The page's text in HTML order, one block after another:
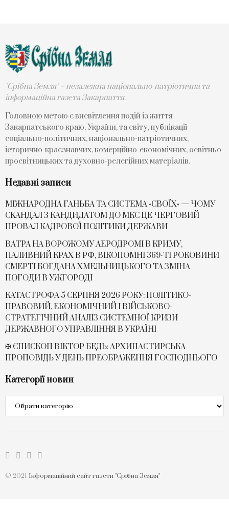
"Срібна Земля" – незалежна національно-патріотична та
інформаційна газета Закарпаття.
Головною метою є висвітлення подій із життя
Закарпатського краю, України, та світу, публікації
соціально-політичних, національно-патріотичних,
історично-краєзнавчих, комерційно-економічних, освітньо-
просвітницьких та духовно-релегійних матеріалів.
Недавні записи
МІЖНАРОДНА ГАНЬБА ТА СИСТЕМА «СВОЇХ» — ЧОМУ
СKАНДАЛ З КАНДИДАТОМ ДО МКС ЦЕ ЧЕРГОВИЙ
ПРОВАЛ КАДРОВОЇ ПОЛІТИКИ ДЕРЖАВИ
ВАТРА НА ВОРОЖОМУ АЕРОДРОМІ В КРИМУ,
ПАЛИВНИЙ КРАХ В РФ, ВІКОПОМНІ 369-ТІ РОКОВИНИ
СМЕРТІ БОГДАНА ХМЕЛЬНИЦЬКОГО ТА ЗМІНА
ПОГОДИ В УЖГОРОДІ
КАТАСТРОФА 5 СЕРПНЯ 2026 РОКУ: ПОЛІТИКО-
ПРАВОВИЙ, ЕКОНОМІЧНИЙ І ВІЙСЬКОВО-
СТРАТЕГІЧНИЙ АНАЛІЗ СИСТЕМНОЇ КРИЗИ
ДЕРЖАВНОГО УПРАВЛІННЯ В УКРАЇНІ
✠ ЄПИСКОП ВІКТОР БЕДЬ: АРХИПАСТИРСЬКА
ПРОПОВІДЬ У ДЕНЬ ПРЕОБРАЖЕННЯ ГОСПОДНЬОГО
Категорії новин
новин
© 2021 Інформаційний сайт газети "Срібна Земля"